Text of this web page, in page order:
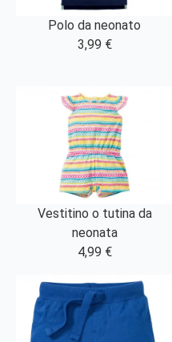
Polo da neonato
3,99 €
Vestitino o tutina da
neonata
4,99 €